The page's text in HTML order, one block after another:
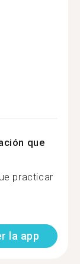
que
practicar
la app